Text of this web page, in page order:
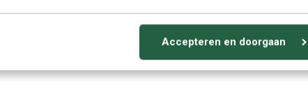
Accepteren en doorgaan